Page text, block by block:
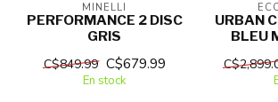
MINELLI
PERFORMANCE 2 DISC
GRIS
C$849.99 C$679.99
En stock
URBAN
BLEU